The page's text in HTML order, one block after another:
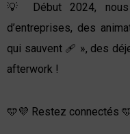
💡 Début 2024,
d’entreprises, des
qui sauvent 🩹 », des
afterwork !
🩵💜 Restez connectés